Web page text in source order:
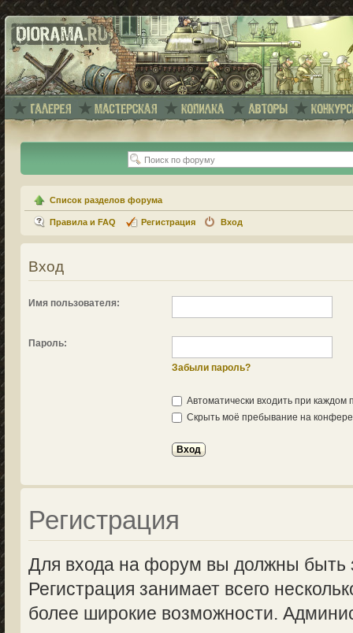
Список разделов форума
Правила и FAQ Регистрация Вход
Вход
Имя пользователя:
Пароль:
Забыли пароль?
Автоматически входить при каждом
Скрыть моё пребывание на
Регистрация
Для входа на форум вы должны быть
Регистрация занимает всего
более широкие возможности.